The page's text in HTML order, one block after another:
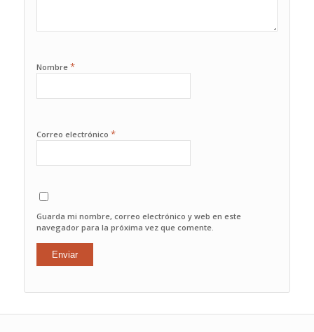
Nombre *
Correo electrónico *
Guarda mi nombre, correo electrónico y web en este
navegador para la próxima vez que comente.